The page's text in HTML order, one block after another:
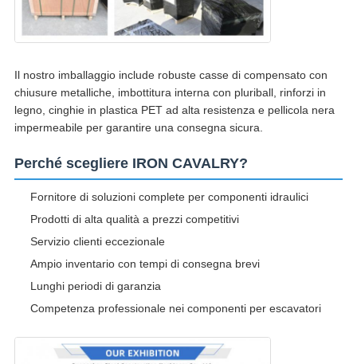
Il nostro imballaggio include robuste casse di compensato con
chiusure metalliche, imbottitura interna con pluriball, rinforzi in
legno, cinghie in plastica PET ad alta resistenza e pellicola nera
impermeabile per garantire una consegna sicura.
Perché scegliere IRON CAVALRY?
Fornitore di soluzioni complete per componenti idraulici
Prodotti di alta qualità a prezzi competitivi
Servizio clienti eccezionale
Ampio inventario con tempi di consegna brevi
Lunghi periodi di garanzia
Competenza professionale nei componenti per escavatori